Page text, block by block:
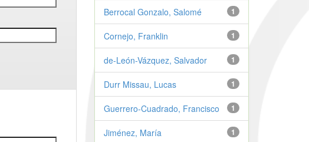
1
Berrocal Gonzalo, Salomé
1
Cornejo, Franklin
1
de-León-Vázquez, Salvador
1
Durr Missau, Lucas
1
Guerrero-Cuadrado, Francisco
1
Jiménez, María